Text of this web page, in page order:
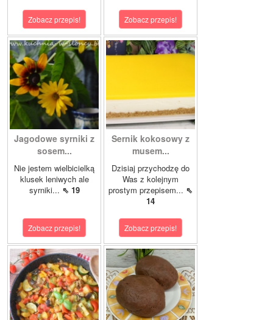
Zobacz przepis! Zobacz przepis!
Jagodowe syrniki z
sosem...
Nie jestem wielbicielką
klusek leniwych ale
syrniki... ⇖ 19
Zobacz przepis!
Sernik kokosowy z
musem...
Dzisiaj przychodzę do
Was z kolejnym
prostym przepisem... ⇖
14
Zobacz przepis!